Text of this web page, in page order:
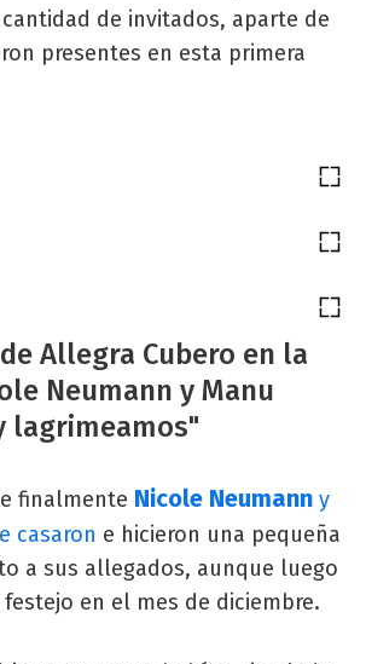
de invitados, aparte de
presentes en esta primera
Allegra Cubero en la
Neumann y Manu
lagrimeamos"
finalmente Nicole Neumann y
casaron e hicieron una pequeña
a sus allegados, aunque luego
en el mes de diciembre.